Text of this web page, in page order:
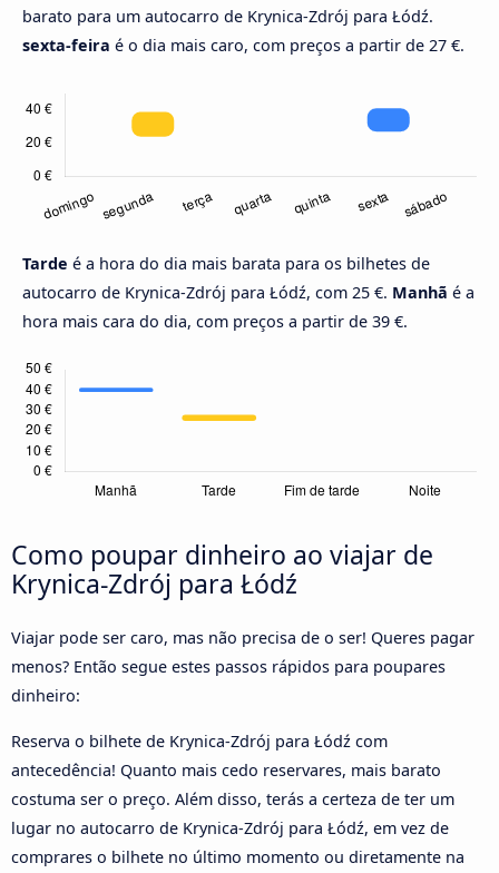
barato para um autocarro de Krynica-Zdrój para Łódź.
sexta-feira é o dia mais caro, com preços a partir de 27 €.
Tarde é a hora do dia mais barata para os bilhetes de
autocarro de Krynica-Zdrój para Łódź, com 25 €. Manhã é a
hora mais cara do dia, com preços a partir de 39 €.
Como poupar dinheiro ao viajar de
Krynica-Zdrój para Łódź
Viajar pode ser caro, mas não precisa de o ser! Queres pagar
menos? Então segue estes passos rápidos para poupares
dinheiro:
Reserva o bilhete de Krynica-Zdrój para Łódź com
antecedência! Quanto mais cedo reservares, mais barato
costuma ser o preço. Além disso, terás a certeza de ter um
lugar no autocarro de Krynica-Zdrój para Łódź, em vez de
comprares o bilhete no último momento ou diretamente na